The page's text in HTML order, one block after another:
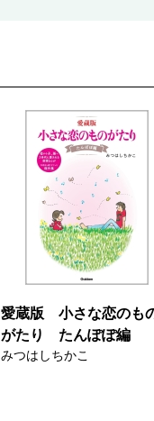
愛蔵版 小さな恋のも
がたり たんぽぽ編
みつはしちかこ